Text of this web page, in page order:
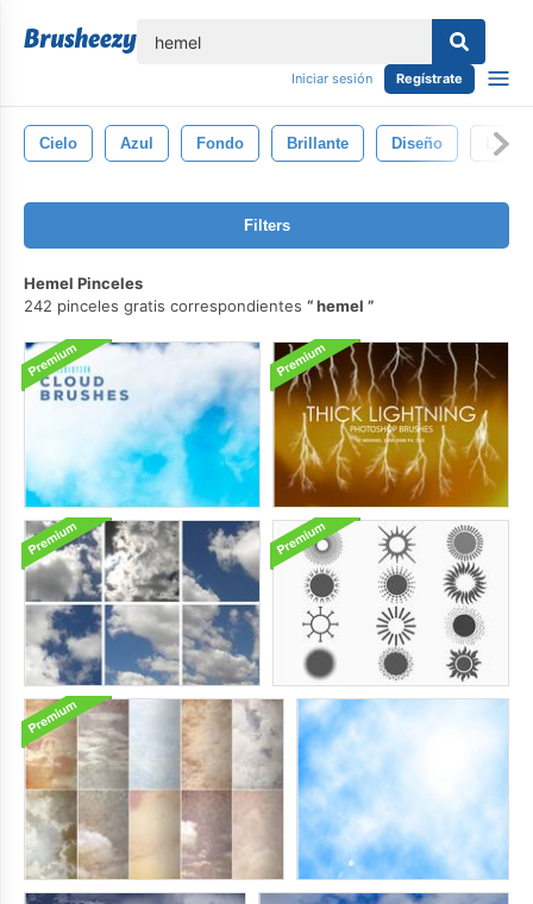
Iniciar sesión Regístrate
Cielo Azul Fondo Brillante Diseño Ligero
Filters
Hemel Pinceles
242 pinceles gratis correspondientes
hemel